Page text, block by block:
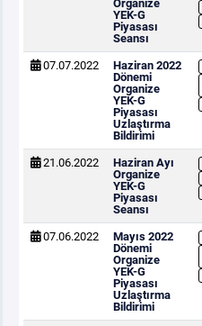
Organize
YEK-G
Piyasası
Seansı
07.07.2022
Haziran 2022
Dönemi
Organize
YEK-G
Piyasası
Uzlaştırma
Bildirimi
21.06.2022
Haziran Ayı
Organize
YEK-G
Piyasası
Seansı
07.06.2022
Mayıs 2022
Dönemi
Organize
YEK-G
Piyasası
Uzlaştırma
Bildirimi